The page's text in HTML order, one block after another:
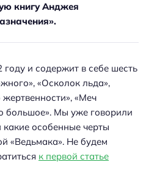
книгу Анджея
и содержит в себе шесть
«Осколок льда»,
«Меч
большое». Мы уже говорили
какие особенные черты
«Ведьмака». Не будем
к первой статье